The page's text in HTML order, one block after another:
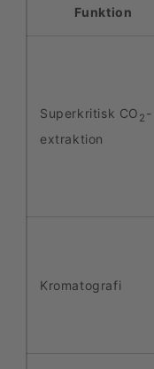
Funktion
Superkritisk CO 2 -
extraktion
Kromatografi